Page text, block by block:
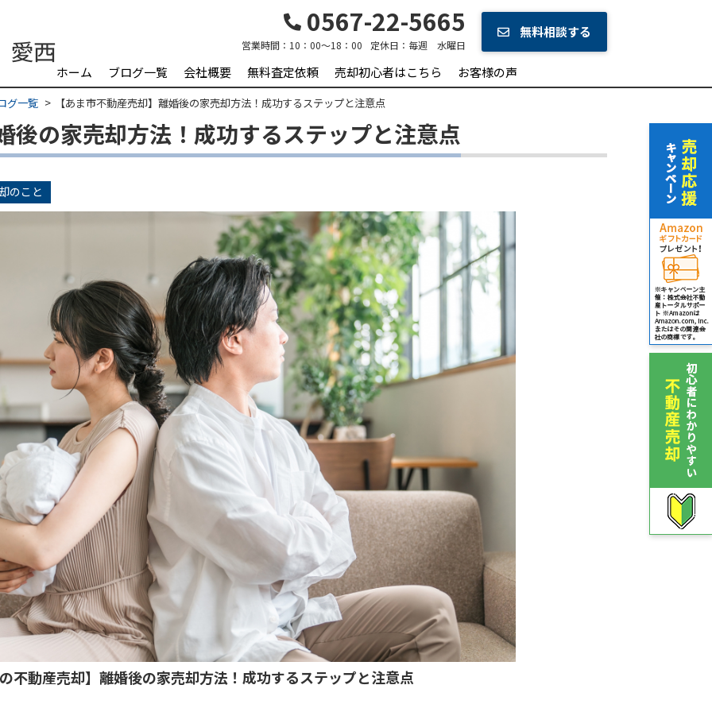
0567-22-5665
営業時間： 10：00～18：00 定休日： 毎週 水曜日
無料相談する
ホーム ブログ一覧 会社概要 無料査定依頼 売却初心者はこちら お客様の声
グ一覧 【あま市不動産売却】離婚後の家売却方法！成功するステップと注意点
後の家売却方法！成功するステップと注意点
のこと
不動産売却】離婚後の家売却方法！成功するステップと注意点